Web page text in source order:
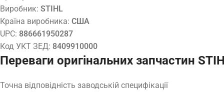
Виробник: STIHL
Країна виробника: США
UPC: 886661950287
Код УКТ ЗЕД: 8409910000
Переваги оригінальних запчастин
Точна відповідність заводській специфікації